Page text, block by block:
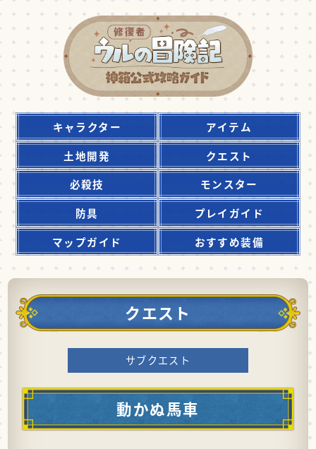
キャラクター
アイテム
土地開発
クエスト
必殺技
モンスター
防具
プレイガイド
マップガイド
おすすめ装備
クエスト
サブクエスト
動かぬ馬車